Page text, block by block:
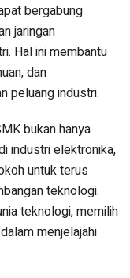
bergabung
jaringan
Hal ini membantu
dan
peluang industri.
bukan hanya
industri elektronika,
untuk terus
teknologi.
teknologi, memilih
menjelajahi